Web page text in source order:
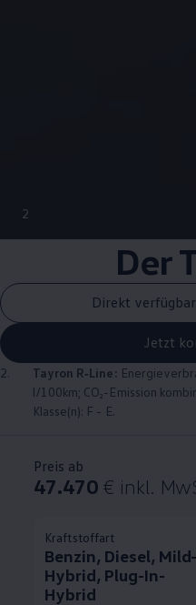
2
Der
Direkt
Jetzt
2. Tayron R‑Line:
l/100km; CO₂-Emission
Klasse(n): F - E.
Preis ab
47.470 € inkl.
Kraftstoffart
Benzin, Diesel, Mild-
Hybrid, Plug-In-
Hybrid